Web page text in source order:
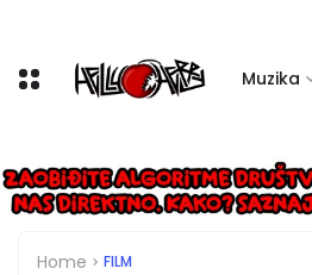
Muzika
Home FILM